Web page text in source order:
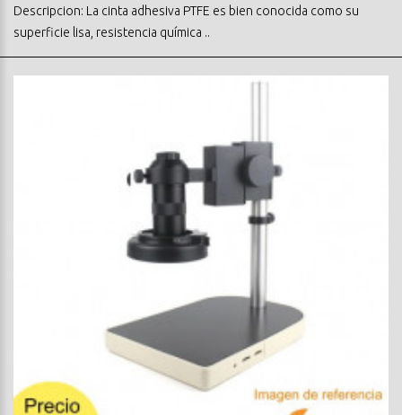
Descripcion: La cinta adhesiva PTFE es bien conocida como su
superficie lisa, resistencia química ..